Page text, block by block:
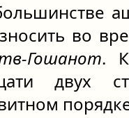
во
Гошанот.
двух